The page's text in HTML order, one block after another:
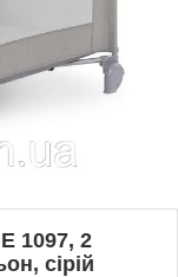
1097, 2
сірій